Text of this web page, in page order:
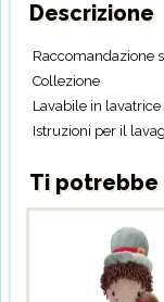
Descrizione
Raccomandazione
Collezione
Lavabile in lavatrice
Istruzioni per il
Ti potrebbe